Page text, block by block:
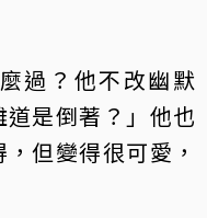
過？他不改幽默
是倒著？」他也
但變得很可愛，